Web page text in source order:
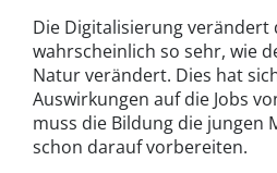
Die Digitalisierung verändert
wahrscheinlich so sehr, wie
Natur verändert. Dies hat
Auswirkungen auf die Jobs
muss die Bildung die jungen
schon darauf vorbereiten.